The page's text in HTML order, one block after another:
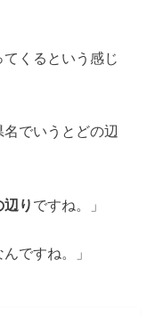
くるという感じ
名でいうとどの辺
り ですね。」
ですね。」